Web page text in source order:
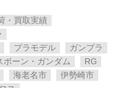
・買取実績
プラモデル
ガンプラ
ボーン・ガンダム
RG
海老名市
伊勢崎市